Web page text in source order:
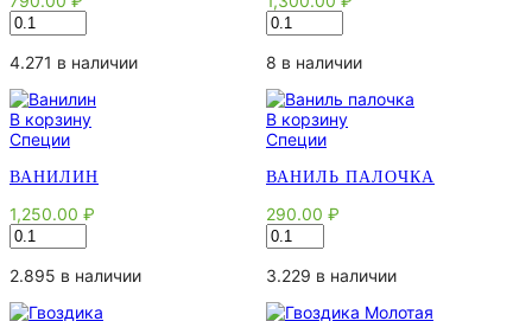
Количество
товара
Базилик
Количество
товара
Барбарис
4.271 в наличии
В корзину
Специи
ВАНИЛИН
1,250.00 ₽
Количество
товара
Ванилин
8 в наличии
В корзину
Специи
ВАНИЛЬ ПАЛОЧКА
290.00 ₽
Количество
товара
Ваниль
2.895 в наличии 3.229 в наличии